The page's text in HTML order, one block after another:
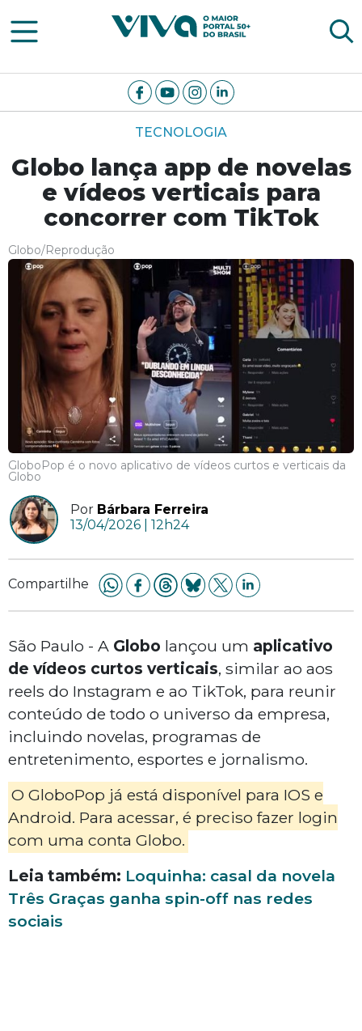
Viva Notícias
TECNOLOGIA
Globo lança app de novelas
e vídeos verticais para
concorrer com TikTok
Globo/Reprodução
GloboPop é o novo aplicativo de vídeos curtos e verticais da
Globo
Por Bárbara Ferreira
13/04/2026 | 12h24
Compartilhe
São Paulo - A Globo lançou um aplicativo
de vídeos curtos verticais, similar ao aos
reels do Instagram e ao TikTok, para reunir
conteúdo de todo o universo da empresa,
incluindo novelas, programas de
entretenimento, esportes e jornalismo.
O GloboPop já está disponível para IOS e
Android. Para acessar, é preciso fazer login
com uma conta Globo.
Leia também: Loquinha: casal da novela
Três Graças ganha spin-off nas redes
sociais